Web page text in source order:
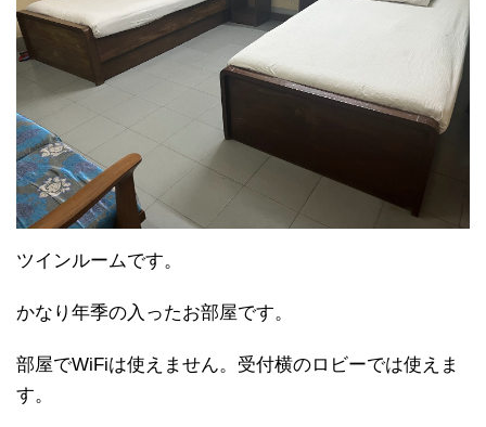
ツインルームです。
かなり年季の入ったお部屋です。
部屋でWiFiは使えません。受付横のロビーでは使えま
す。